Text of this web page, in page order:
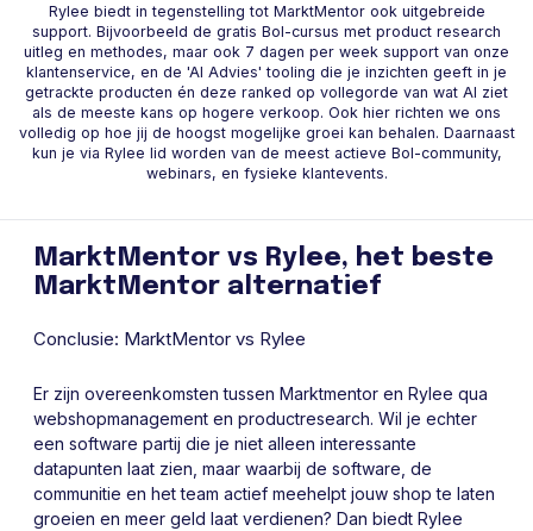
Rylee biedt in tegenstelling tot MarktMentor ook uitgebreide
support. Bijvoorbeeld de gratis Bol-cursus met product research
uitleg en methodes, maar ook 7 dagen per week support van onze
klantenservice, en de 'AI Advies' tooling die je inzichten geeft in je
getrackte producten én deze ranked op vollegorde van wat AI ziet
als de meeste kans op hogere verkoop. Ook hier richten we ons
volledig op hoe jij de hoogst mogelijke groei kan behalen. Daarnaast
kun je via Rylee lid worden van de meest actieve Bol-community,
webinars, en fysieke klantevents.
MarktMentor vs Rylee, het beste
MarktMentor alternatief
Conclusie: MarktMentor vs Rylee
Er zijn overeenkomsten tussen Marktmentor en Rylee qua
webshopmanagement en productresearch. Wil je echter
een software partij die je niet alleen interessante
datapunten laat zien, maar waarbij de software, de
communitie en het team actief meehelpt jouw shop te laten
groeien en meer geld laat verdienen? Dan biedt Rylee